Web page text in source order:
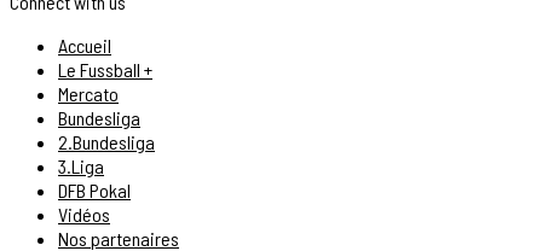
Accueil
Le Fussball +
Mercato
Bundesliga
2.Bundesliga
3.Liga
DFB Pokal
Vidéos
Nos partenaires